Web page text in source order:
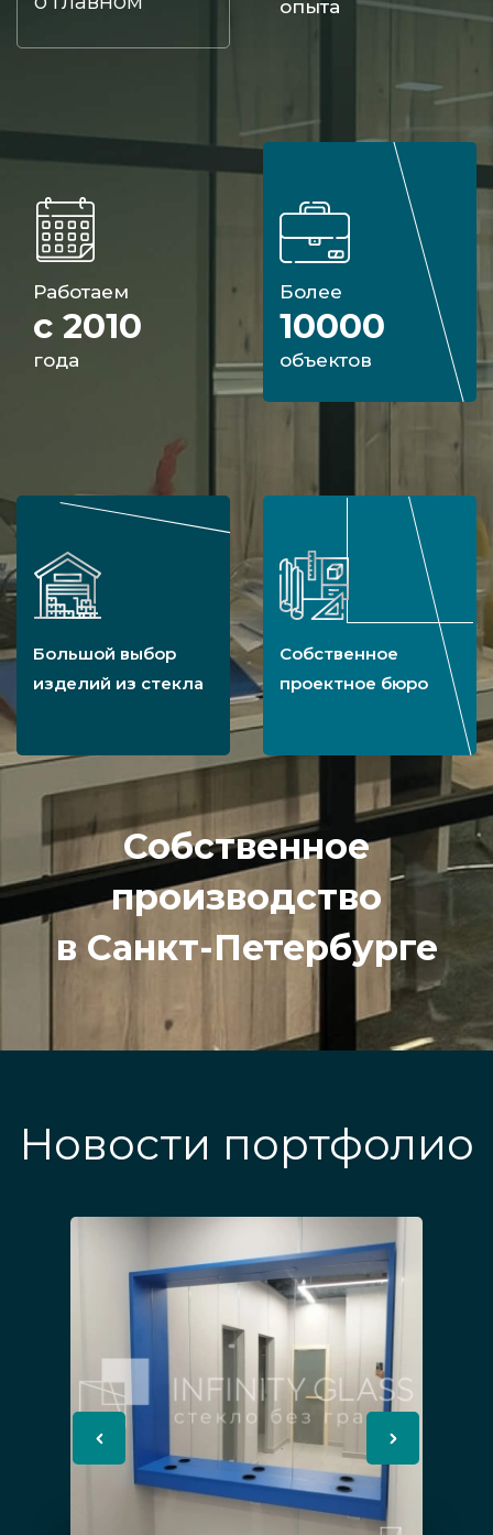
опыта
Работаем
с 2010
года
Более
10000
объектов
Большой выбор
изделий из стекла
Собственное
проектное бюро
Собственное
производство
в Санкт-Петербурге
Новости портфолио